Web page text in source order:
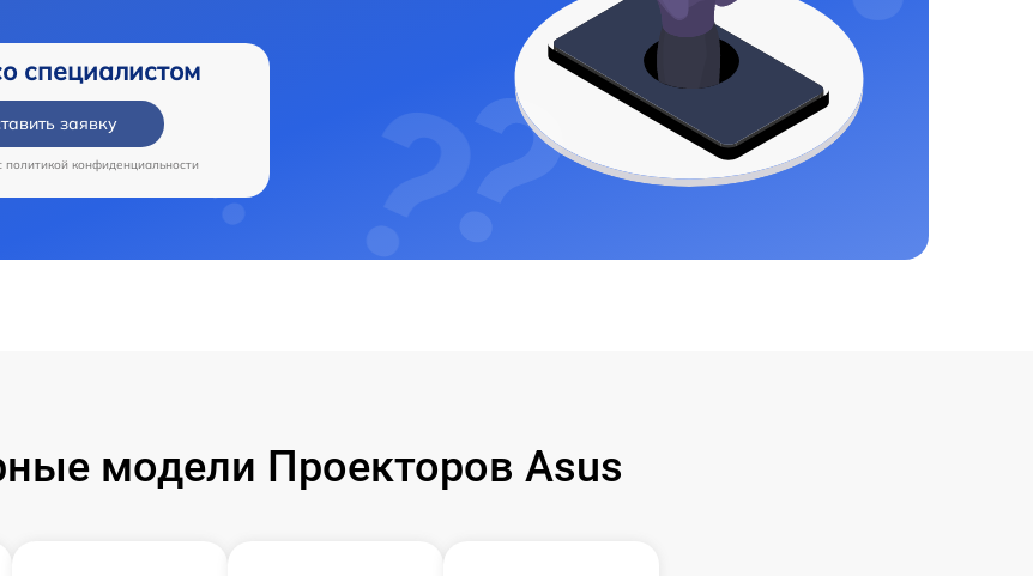
специалистом
заявку
политикой конфиденциальности
модели Проекторов Asus